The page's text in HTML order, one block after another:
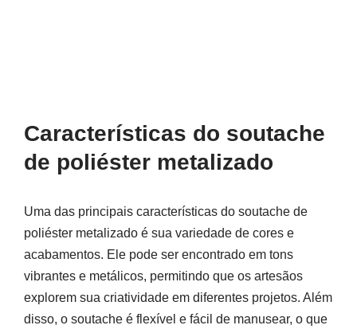
Características do soutache
de poliéster metalizado
Uma das principais características do soutache de
poliéster metalizado é sua variedade de cores e
acabamentos. Ele pode ser encontrado em tons
vibrantes e metálicos, permitindo que os artesãos
explorem sua criatividade em diferentes projetos. Além
disso, o soutache é flexível e fácil de manusear, o que